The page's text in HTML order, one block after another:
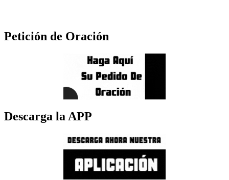
Petición de Oración
Descarga la APP